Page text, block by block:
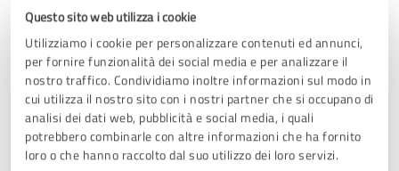
Questo sito web utilizza i cookie
Utilizziamo i cookie per personalizzare contenuti ed annunci,
per fornire funzionalità dei social media e per analizzare il
nostro traffico. Condividiamo inoltre informazioni sul modo in
cui utilizza il nostro sito con i nostri partner che si occupano di
analisi dei dati web, pubblicità e social media, i quali
potrebbero combinarle con altre informazioni che ha fornito
loro o che hanno raccolto dal suo utilizzo dei loro servizi.
Recensione e valutazione del cliente per:
Beautymax
01.04.2026 Anonimo